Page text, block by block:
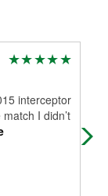
interceptor
I didn’t